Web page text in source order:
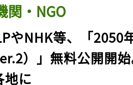
関・NGO
やNHK等、「2050
）」無料公開開
地に